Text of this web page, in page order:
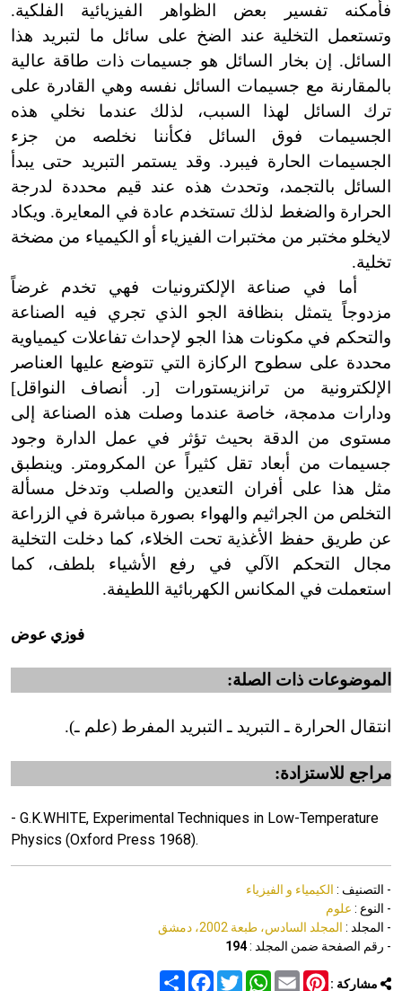
فأمكنه تفسير بعض الظواهر الفيزيائية الفلكية.
وتستعمل التخلية عند الضخ على سائل ما لتبريد هذا
السائل. إن بخار السائل هو جسيمات ذات طاقة عالية
بالمقارنة مع جسيمات السائل نفسه وهي القادرة على
ترك السائل لهذا السبب، لذلك عندما نخلي هذه
الجسيمات فوق السائل فكأننا نخلصه من جزء
الجسيمات الحارة فيبرد. وقد يستمر التبريد حتى يبدأ
السائل بالتجمد، وتحدث هذه عند قيم محددة لدرجة
الحرارة والضغط لذلك تستخدم عادة في المعايرة. ويكاد
لايخلو مختبر من مختبرات الفيزياء أو الكيمياء من مضخة
تخلية.
أما في صناعة الإلكترونيات فهي تخدم غرضاً
مزدوجاً يتمثل بنظافة الجو الذي تجري فيه الصناعة
والتحكم في مكونات هذا الجو لإحداث تفاعلات كيمياوية
محددة على سطوح الركازة التي تتوضع عليها العناصر
الإلكترونية من ترانزيستورات [ر .
أنصاف النواقل]
ودارات مدمجة، خاصة عندما وصلت هذه الصناعة إلى
مستوى من الدقة بحيث تؤثر في عمل الدارة وجود
جسيمات من أبعاد تقل كثيراً عن المكرومتر. وينطبق
مثل هذا على أفران التعدين والصلب وتدخل مسألة
التخلص من الجراثيم والهواء بصورة مباشرة في الزراعة
عن طريق حفظ الأغذية تحت الخلاء، كما دخلت التخلية
مجال التحكم الآلي في رفع الأشياء بلطف، كما
استعملت في المكانس الكهربائية اللطيفة.
فوزي عوض
الموضوعات ذات الصلة:
انتقال الحرارة ـ التبريد ـ التبريد المفرط (علم ـ).
مراجع للاستزادة:
- G.K.WHITE, Experimental Techniques in Low-Temperature
Physics (Oxford Press 1968).
- التصنيف : الكيمياء و الفيزياء
- النوع : علوم
- المجلد : المجلد السادس، طبعة 2002، دمشق
- رقم الصفحة ضمن المجلد :194
مشاركة : Share
FacebookTwitter
WhatsAppEmail
Pinterest